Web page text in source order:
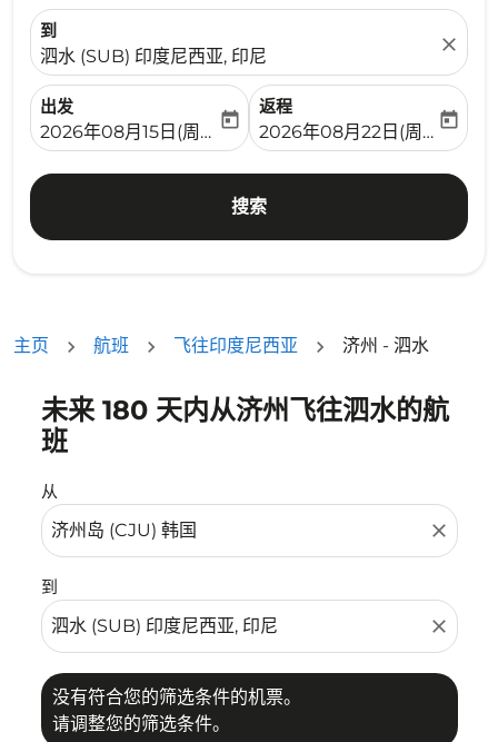
到
泗水 (SUB) 印度尼西亚, 印尼
close
出发
fc-booking-departure-date-aria-label
2026年08月15日(周六)
today
返程
fc-booking-return-date-
2026年08月22日(周六)
today
搜索
主页 航班 飞往印度尼西亚 济州 - 泗水
未来 180 天内从济州飞往泗水的航
班
从
close
到
close
没有符合您的筛选条件的机票。
请调整您的筛选条件。
没有符合您的筛选条件的机票。请调整您的筛选条件。